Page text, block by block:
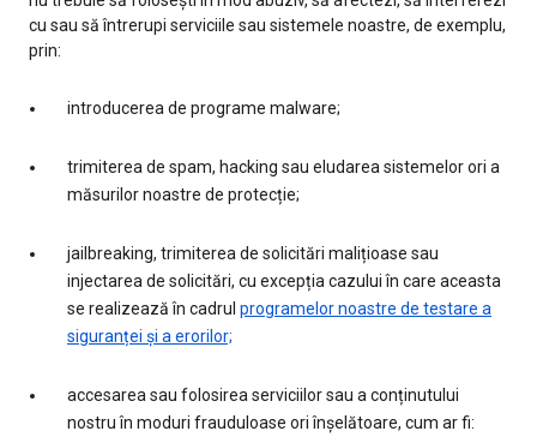
cu sau să întrerupi serviciile sau sistemele noastre, de exemplu,
prin:
introducerea de programe malware;
trimiterea de spam, hacking sau eludarea sistemelor ori a
măsurilor noastre de protecție;
jailbreaking, trimiterea de solicitări malițioase sau
injectarea de solicitări, cu excepția cazului în care aceasta
se realizează în cadrul programelor noastre de testare a
siguranței și a erorilor;
accesarea sau folosirea serviciilor sau a conținutului
nostru în moduri frauduloase ori înșelătoare, cum ar fi: